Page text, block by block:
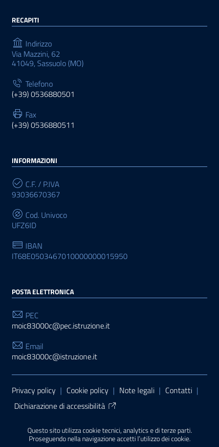
Questo sito utilizza cookie tecnici, analytics e di terze parti.
Proseguendo nella navigazione accetti l’utilizzo dei cookie.
RECAPITI
Indirizzo
Via Mazzini, 62
41049, Sassuolo (MO)
Telefono
(+39) 0536880501
Fax
(+39) 0536880511
INFORMAZIONI
C.F. / P.IVA
93036670367
Cod. Univoco
UFZ6ID
IBAN
IT68E0503467010000000015950
POSTA ELETTRONICA
PEC
moic83000c@pec.istruzione.it
Email
moic83000c@istruzione.it
Sezione Link Utili
Privacy policy | Cookie policy | Note legali | Contatti |
Dichiarazione di accessibilità
PA di AgID
| Realizzato con WordPress da